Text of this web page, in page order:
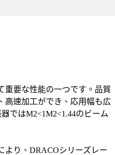
重要な性能の一つです。品質
高速加工ができ、応用幅も広
ではM2<1M2<1.44のビーム
より、DRACOシリーズレー